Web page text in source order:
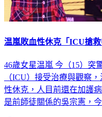
温嵐敗血性休克「ICU搶
46歲女星温嵐 今（15）突
（ICU）接受治療與觀察
性休克，人目前還在加護
是前師徒關係的吳宗憲，